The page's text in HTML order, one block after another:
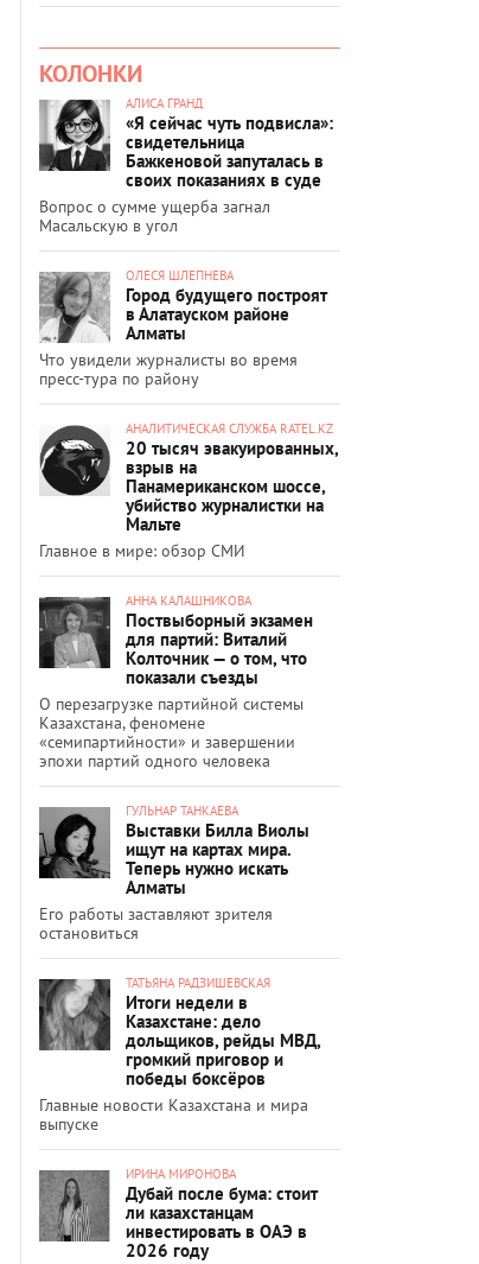
КОЛОНКИ
АЛИСА ГРАНД
«Я сейчас чуть подвисла»:
свидетельница
Бажкеновой запуталась в
своих показаниях в суде
Вопрос о сумме ущерба загнал
Масальскую в угол
ОЛЕСЯ ШЛЕПНЕВА
Город будущего построят
в Алатауском районе
Алматы
Что увидели журналисты во время
пресс-тура по району
АНАЛИТИЧЕСКАЯ СЛУЖБА RATEL.KZ
20 тысяч эвакуированных,
взрыв на
Панамериканском шоссе,
убийство журналистки на
Мальте
Главное в мире: обзор СМИ
АННА КАЛАШНИКОВА
Поствыборный экзамен
для партий: Виталий
Колточник — о том, что
показали съезды
О перезагрузке партийной системы
Казахстана, феномене
«семипартийности» и завершении
эпохи партий одного человека
ГУЛЬНАР ТАНКАЕВА
Выставки Билла Виолы
ищут на картах мира.
Теперь нужно искать
Алматы
Его работы заставляют зрителя
остановиться
ТАТЬЯНА РАДЗИШЕВСКАЯ
Итоги недели в
Казахстане: дело
дольщиков, рейды МВД,
громкий приговор и
победы боксёров
Главные новости Казахстана и мира
выпуске
ИРИНА МИРОНОВА
Дубай после бума: стоит
ли казахстанцам
инвестировать в ОАЭ в
2026 году